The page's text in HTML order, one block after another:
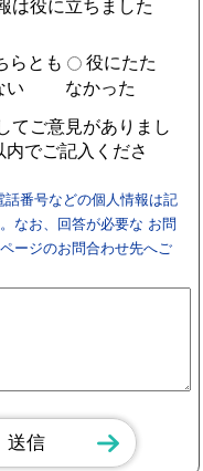
は役に立ちました
らとも
い
役にたた
なかった
てご意見がありまし
でご記入くださ
話番号などの個人情報は記
なお、回答が必要な お問
ージのお問合わせ先へご